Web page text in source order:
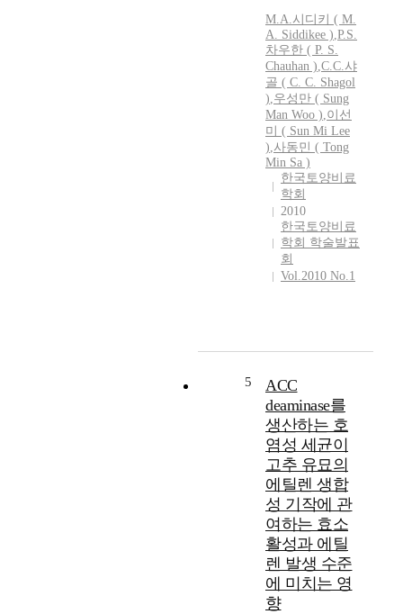
M.A.시디키 ( M.
A. Siddikee ),P.S.
차우한 ( P. S.
Chauhan ),C.C.샤
골 ( C. C. Shagol
),우성만 ( Sung
Man Woo ),이선
미 ( Sun Mi Lee
),사동민 ( Tong
Min Sa )
한국토양비료
학회
2010
한국토양비료
학회 학술발표
회
Vol.2010 No.1
5
ACC
deaminase를
생산하는 호
염성 세균이
고추 유묘의
에틸렌 생합
성 기작에 관
여하는 효소
활성과 에틸
렌 발생 수준
에 미치는 영
향